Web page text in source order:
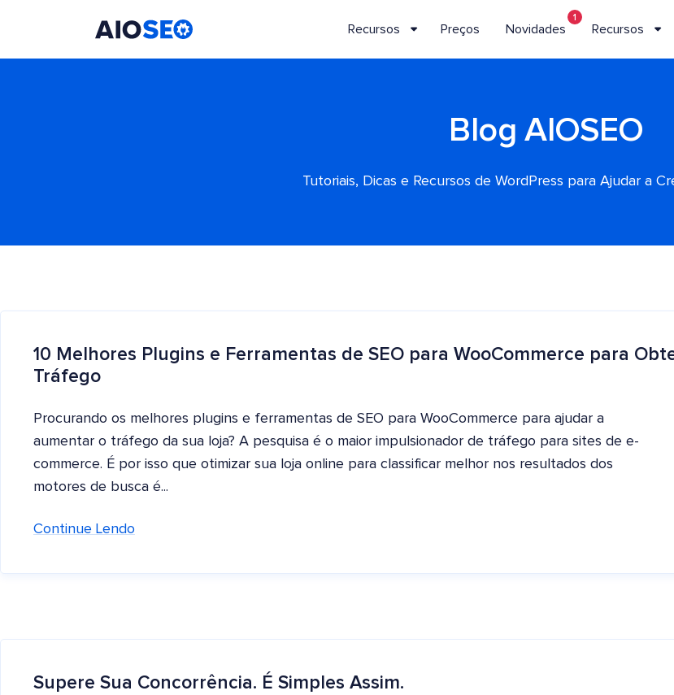
Recursos Preços Novidades
1
Recursos
Blog AIOSEO
Tutoriais, Dicas e Recursos de WordPress para Ajudar a
10 Melhores Plugins e Ferramentas de SEO para WooCommerce para
Tráfego
Procurando os melhores plugins e ferramentas de SEO para WooCommerce para ajudar a
aumentar o tráfego da sua loja? A pesquisa é o maior impulsionador de tráfego para sites de e-
commerce. É por isso que otimizar sua loja online para classificar melhor nos resultados dos
motores de busca é...
Continue Lendo
Supere Sua Concorrência. É Simples Assim.